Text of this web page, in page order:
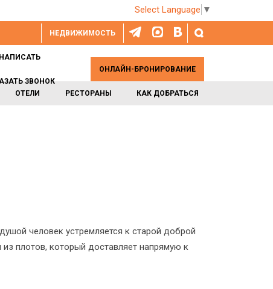
Select Language ▼
НЕДВИЖИМОСТЬ
ОТЕЛИ РЕСТОРАНЫ КАК ДОБРАТЬСЯ
НАПИСАТЬ
ЗВОНОК
ОНЛАЙН-БРОНИРОВАНИЕ
человек устремляется к старой доброй
из плотов, который доставляет напрямую к